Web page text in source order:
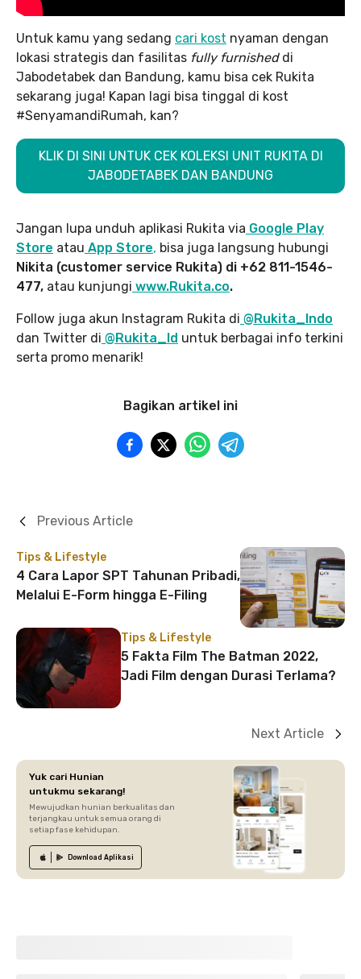
Untuk kamu yang sedang cari kost nyaman dengan
lokasi strategis dan fasilitas fully furnished di
Jabodetabek dan Bandung, kamu bisa cek Rukita
sekarang juga! Kapan lagi bisa tinggal di kost
#SenyamandiRumah, kan?
KLIK DI SINI UNTUK CEK KOLEKSI UNIT RUKITA DI
JABODETABEK DAN BANDUNG
Jangan lupa unduh aplikasi Rukita via Google Play
Store atau App Store, bisa juga langsung hubungi
Nikita (customer service Rukita) di +62 811-1546-
477, atau kunjungi www.Rukita.co.
Follow juga akun Instagram Rukita di @Rukita_Indo
dan Twitter di @Rukita_Id untuk berbagai info terkini
serta promo menarik!
Bagikan artikel ini
Tips & Lifestyle
4 Cara Lapor SPT Tahunan Pribadi,
Melalui E-Form hingga E-Filing
Previous Article
Tips & Lifestyle
5 Fakta Film The Batman 2022,
Jadi Film dengan Durasi Terlama?
Next Article
Yuk cari Hunian
untukmu sekarang!
Mewujudkan hunian berkualitas dan
terjangkau untuk semua orang di
setiap fase kehidupan.
Download Aplikasi